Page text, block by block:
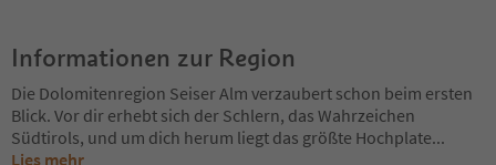
Informationen zur Region
Die Dolomitenregion Seiser Alm verzaubert schon beim ersten
Blick. Vor dir erhebt sich der Schlern, das Wahrzeichen
Südtirols, und um dich herum liegt das größte Hochplate...
Lies mehr